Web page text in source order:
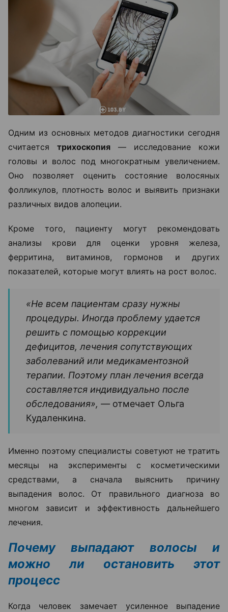
Одним из основных методов диагностики сегодня
считается трихоскопия — исследование кожи
головы и волос под многократным увеличением.
Оно позволяет оценить состояние волосяных
фолликулов, плотность волос и выявить признаки
различных видов алопеции.
Кроме того, пациенту могут рекомендовать
анализы крови для оценки уровня железа,
ферритина, витаминов, гормонов и других
показателей, которые могут влиять на рост волос.
«Не всем пациентам сразу нужны
процедуры. Иногда проблему удается
решить с помощью коррекции
дефицитов, лечения сопутствующих
заболеваний или медикаментозной
терапии. Поэтому план лечения всегда
составляется индивидуально после
обследования», — отмечает Ольга
Кудаленкина.
Именно поэтому специалисты советуют не тратить
месяцы на эксперименты с косметическими
средствами, а сначала выяснить причину
выпадения волос. От правильного диагноза во
многом зависит и эффективность дальнейшего
лечения.
Почему выпадают волосы и
можно ли остановить этот
процесс
Когда человек замечает усиленное выпадение